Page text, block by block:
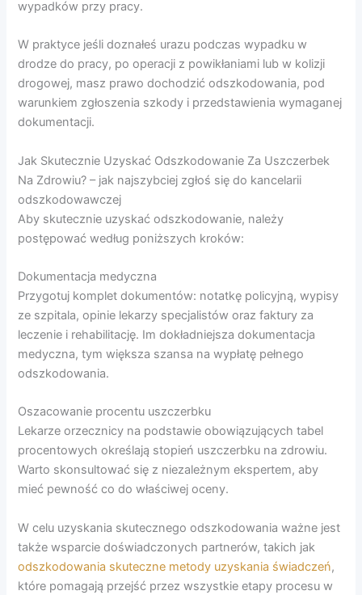
wypadków przy pracy.
W praktyce jeśli doznałeś urazu podczas wypadku w
drodze do pracy, po operacji z powikłaniami lub w kolizji
drogowej, masz prawo dochodzić odszkodowania, pod
warunkiem zgłoszenia szkody i przedstawienia wymaganej
dokumentacji.
Jak Skutecznie Uzyskać Odszkodowanie Za Uszczerbek
Na Zdrowiu? – jak najszybciej zgłoś się do kancelarii
odszkodowawczej
Aby skutecznie uzyskać odszkodowanie, należy
postępować według poniższych kroków:
Dokumentacja medyczna
Przygotuj komplet dokumentów: notatkę policyjną, wypisy
ze szpitala, opinie lekarzy specjalistów oraz faktury za
leczenie i rehabilitację. Im dokładniejsza dokumentacja
medyczna, tym większa szansa na wypłatę pełnego
odszkodowania.
Oszacowanie procentu uszczerbku
Lekarze orzecznicy na podstawie obowiązujących tabel
procentowych określają stopień uszczerbku na zdrowiu.
Warto skonsultować się z niezależnym ekspertem, aby
mieć pewność co do właściwej oceny.
W celu uzyskania skutecznego odszkodowania ważne jest
także wsparcie doświadczonych partnerów, takich jak
odszkodowania skuteczne metody uzyskania świadczeń,
które pomagają przejść przez wszystkie etapy procesu w